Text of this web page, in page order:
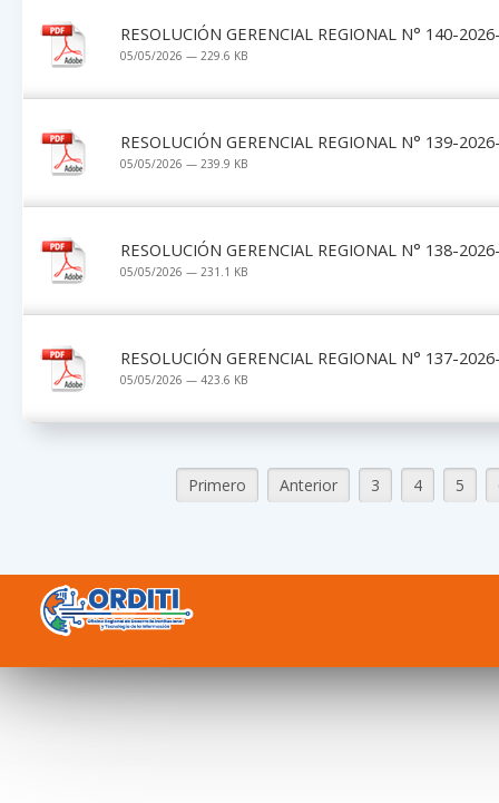
RESOLUCIÓN GERENCIAL REGIONAL N° 140-
05/05/2026 — 229.6 KB
RESOLUCIÓN GERENCIAL REGIONAL N° 139-
05/05/2026 — 239.9 KB
RESOLUCIÓN GERENCIAL REGIONAL N° 138-
05/05/2026 — 231.1 KB
RESOLUCIÓN GERENCIAL REGIONAL N° 137-
05/05/2026 — 423.6 KB
Primero Anterior 3 4 5